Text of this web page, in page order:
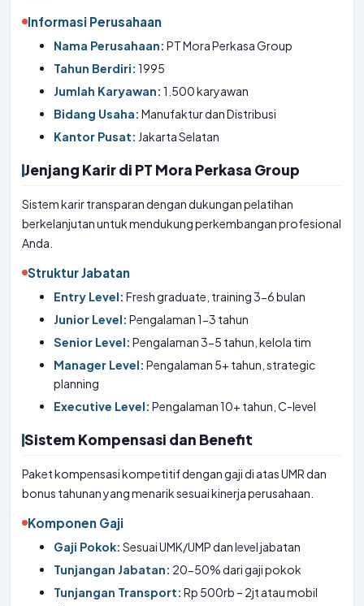
Informasi Perusahaan
Nama Perusahaan: PT Mora Perkasa Group
Tahun Berdiri: 1995
Jumlah Karyawan: 1.500 karyawan
Bidang Usaha: Manufaktur dan Distribusi
Kantor Pusat: Jakarta Selatan
Jenjang Karir di PT Mora Perkasa Group
Sistem karir transparan dengan dukungan pelatihan
berkelanjutan untuk mendukung perkembangan profesional
Anda.
Struktur Jabatan
Entry Level: Fresh graduate, training 3-6 bulan
Junior Level: Pengalaman 1-3 tahun
Senior Level: Pengalaman 3-5 tahun, kelola tim
Manager Level: Pengalaman 5+ tahun, strategic
planning
Executive Level: Pengalaman 10+ tahun, C-level
Sistem Kompensasi dan Benefit
Paket kompensasi kompetitif dengan gaji di atas UMR dan
bonus tahunan yang menarik sesuai kinerja perusahaan.
Komponen Gaji
Gaji Pokok: Sesuai UMK/UMP dan level jabatan
Tunjangan Jabatan: 20-50% dari gaji pokok
Tunjangan Transport: Rp 500rb – 2jt atau mobil